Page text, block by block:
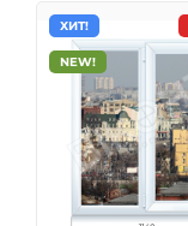
ХИТ!
NEW!